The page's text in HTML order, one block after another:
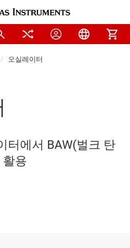
오실레이터
터에서 BAW(벌크 탄
활용